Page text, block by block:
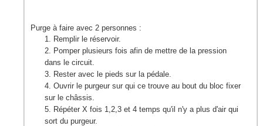
Purge à faire avec 2 personnes :
Remplir le réservoir.
Pomper plusieurs fois afin de mettre de la pression
dans le circuit.
Rester avec le pieds sur la pédale.
Ouvrir le purgeur sur qui ce trouve au bout du bloc fixer
sur le châssis.
Répéter X fois 1,2,3 et 4 temps qu'il n'y a plus d'air qui
sort du purgeur.